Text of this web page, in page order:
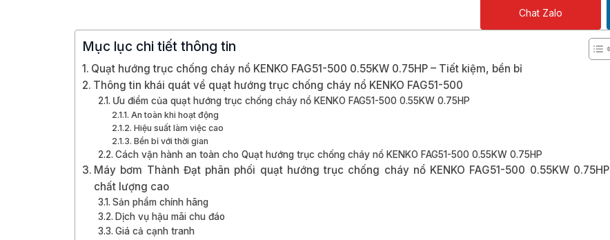
Chat Zalo
Mục lục chi tiết thông tin
Quạt hướng trục chống cháy nổ KENKO FAG51-500 0.55KW 0.75HP – Tiết kiệm, bền bỉ
Thông tin khái quát về quạt hướng trục chống cháy nổ KENKO FAG51-500
Ưu điểm của quạt hướng trục chống cháy nổ KENKO FAG51-500 0.55KW 0.75HP
An toàn khi hoạt động
Hiệu suất làm việc cao
Bền bỉ với thời gian
Cách vận hành an toàn cho Quạt hướng trục chống cháy nổ KENKO FAG51-500 0.55KW 0.75HP
Máy bơm Thành Đạt phân phối quạt hướng trục chống cháy nổ KENKO FAG51-500 0.55KW 0.75HP
chất lượng cao
Sản phẩm chính hãng
Dịch vụ hậu mãi chu đáo
Giá cả cạnh tranh